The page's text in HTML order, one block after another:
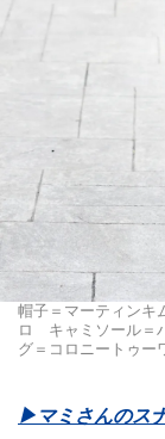
帽子＝マーティン
ロ キャミソール＝
グ＝コロニートゥ
▶︎マミさんのス